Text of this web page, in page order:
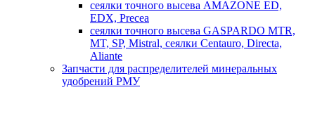
сеялки точного высева AMAZONE ED,
EDX, Precea
сеялки точного высева GASPARDO MTR,
MT, SP, Mistral, сеялки Centauro, Directa,
Aliante
Запчасти для распределителей минеральных
удобрений РМУ